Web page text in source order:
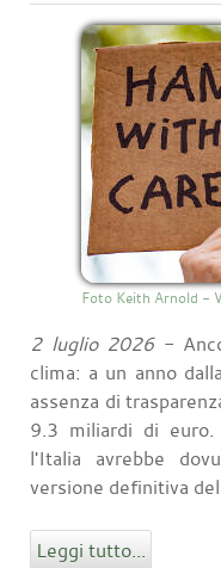
Foto Keith Arnold -
2 luglio 2026-
clima: a un anno
assenza di
9.3 miliardi di
l'Italia avrebbe
versione definitiva
Leggi tutto...